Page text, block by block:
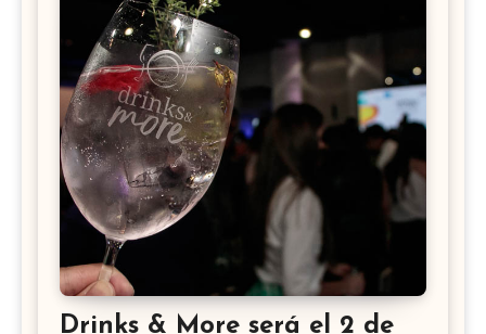
Drinks & More será el 2 de